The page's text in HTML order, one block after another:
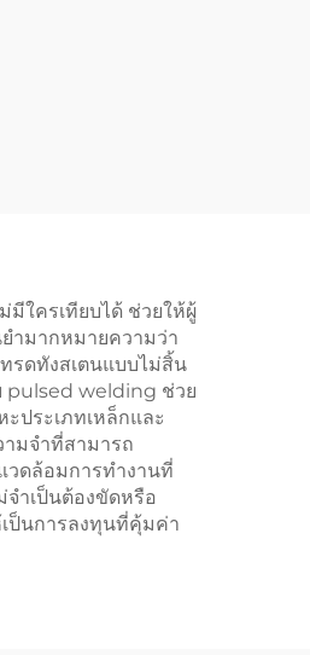
ใครเทียบได้ ช่วยให้ผู้
ำมากหมายความว่า
รดทังสเตนแบบไม่สิ้น
pulsed welding ช่วย
ประเภทเหล็กและ
ามจำที่สามารถ
วดล้อมการทำงานที่
ำเป็นต้องขัดหรือ
ป็นการลงทุนที่คุ้มค่า